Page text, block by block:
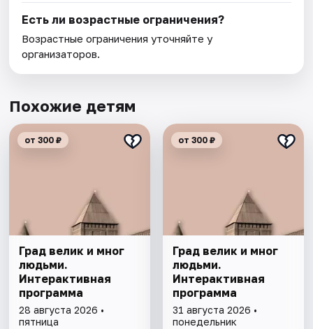
Есть ли возрастные ограничения?
Возрастные ограничения уточняйте у
организаторов.
Похожие детям
от 300 ₽
Град велик и мног
людьми.
Интерактивная
программа
28 августа 2026 •
пятница
от 300 ₽
Град велик и мног
людьми.
Интерактивная
программа
31 августа 2026 •
понедельник